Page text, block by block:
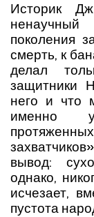
Историк
ненаучный
поколения
смерть, к
делал
защитники
него и что
именно
захватчиков»
вывод:
однако,
исчезает,
пустота